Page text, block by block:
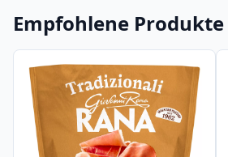
Empfohlene Produkte